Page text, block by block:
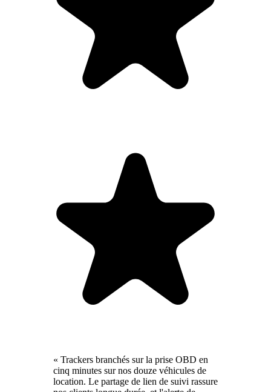
« Trackers branchés sur la prise OBD en
cinq minutes sur nos douze véhicules de
location. Le partage de lien de suivi rassure